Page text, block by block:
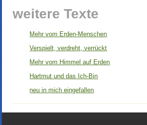
weitere Texte
Mehr vom Erden-Menschen
Verspielt, verdreht, verrückt
Mehr vom Himmel auf Erden
Hartmut und das Ich-Bin
neu in mich eingefallen